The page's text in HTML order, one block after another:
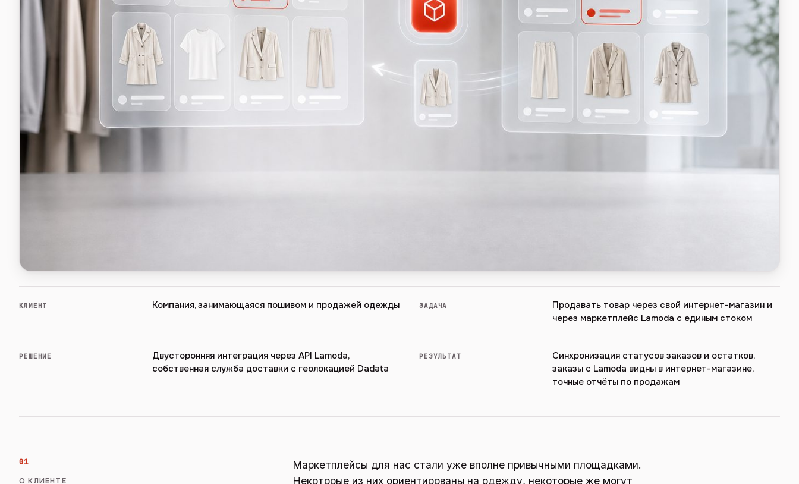
КЛИЕНТ Компания, занимающаяся пошивом и продажей одежды ЗАДАЧА
Продавать товар через свой интернет-магазин и
через маркетплейс Lamoda с единым стоком
РЕШЕНИЕ
Двусторонняя интеграция через API Lamoda,
собственная служба доставки с геолокацией Dadata
РЕЗУЛЬТАТ
Синхронизация статусов заказов и остатков,
заказы с Lamoda видны в интернет-магазине,
точные отчёты по продажам
01
О КЛИЕНТЕ
Маркетплейсы для нас стали уже вполне привычными площадками.
Некоторые из них ориентированы на одежду, некоторые же могут